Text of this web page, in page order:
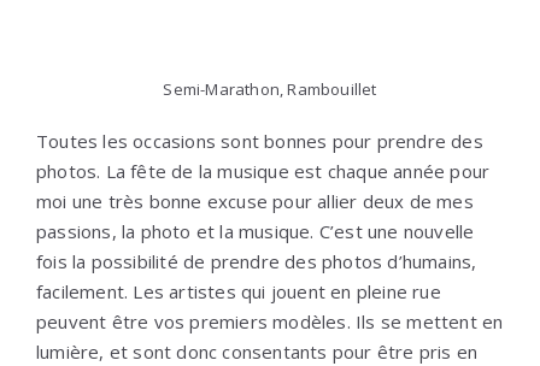
Semi-Marathon, Rambouillet
Toutes les occasions sont bonnes pour prendre des
photos. La fête de la musique est chaque année pour
moi une très bonne excuse pour allier deux de mes
passions, la photo et la musique. C’est une nouvelle
fois la possibilité de prendre des photos d’humains,
facilement. Les artistes qui jouent en pleine rue
peuvent être vos premiers modèles. Ils se mettent en
lumière, et sont donc consentants pour être pris en